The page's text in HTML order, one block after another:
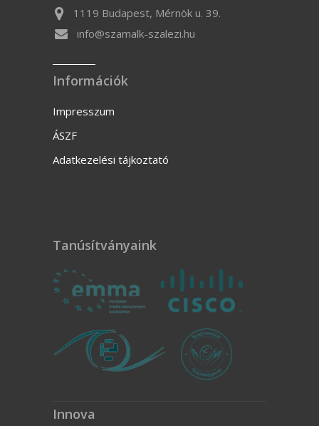
1119 Budapest, Mérnök u. 39.
info@szamalk-szalezi.hu
Információk
Impresszum
ÁSZF
Adatkezelési tájkoztató
Tanúsítványaink
Innova